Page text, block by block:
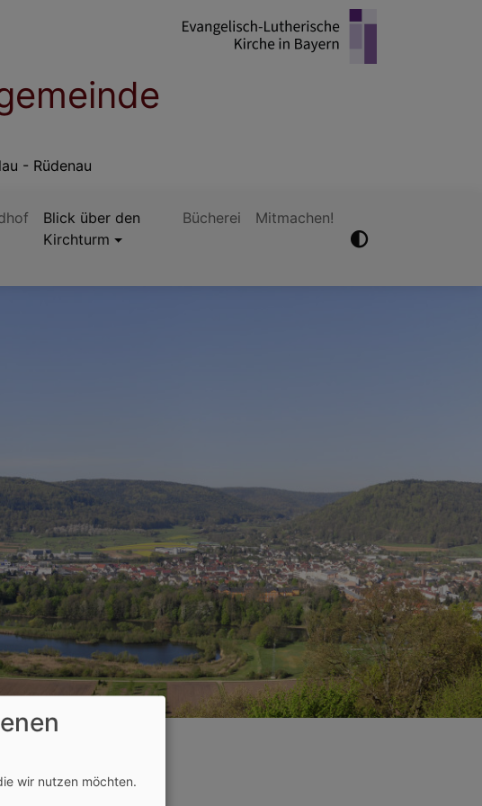
- Rüdenau
Blick über den
Kirchturm
Bücherei Mitmachen!
wir nutzen möchten.